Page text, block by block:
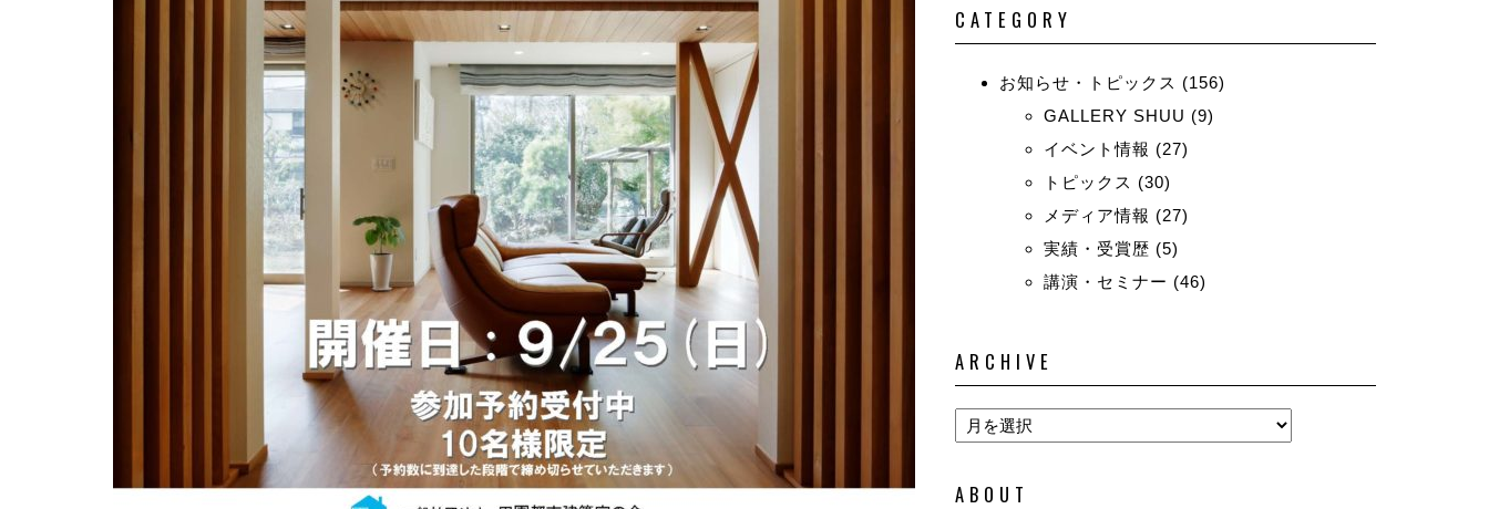
CATEGORY
お知らせ・トピックス (156)
GALLERY SHUU (9)
イベント情報 (27)
トピックス (30)
メディア情報 (27)
実績・受賞歴 (5)
講演・セミナー (46)
ARCHIVE
ABOUT